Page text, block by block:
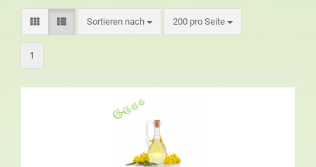
Sortieren nach 200 pro Seite
1